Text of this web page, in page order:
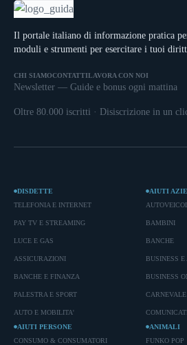
Il portale italiano di informazione pratica
moduli e strumenti per esercitare i tuoi
CHI SIAMOCONTATTILAVORA CON NOI
Newsletter — Guide e bonus ogni mattina
Oltre 80.000 iscritti · Disiscrizione in un
DISDETTE
TELEFONIA E INTERNET
PAY TV E STREAMING
LUCE E GAS
ASSICURAZIONI
BANCHE E FINANZA
PALESTRA E SPORT
AUTO E MOBILITA'
AIUTI
BAMBINI
BANCHE
BUSINESS
BUSINESS
CARNEVALE
AIUTI PERSONE
CONSUMO & CONSUMATORI
ANIMALI
FUNKO POP